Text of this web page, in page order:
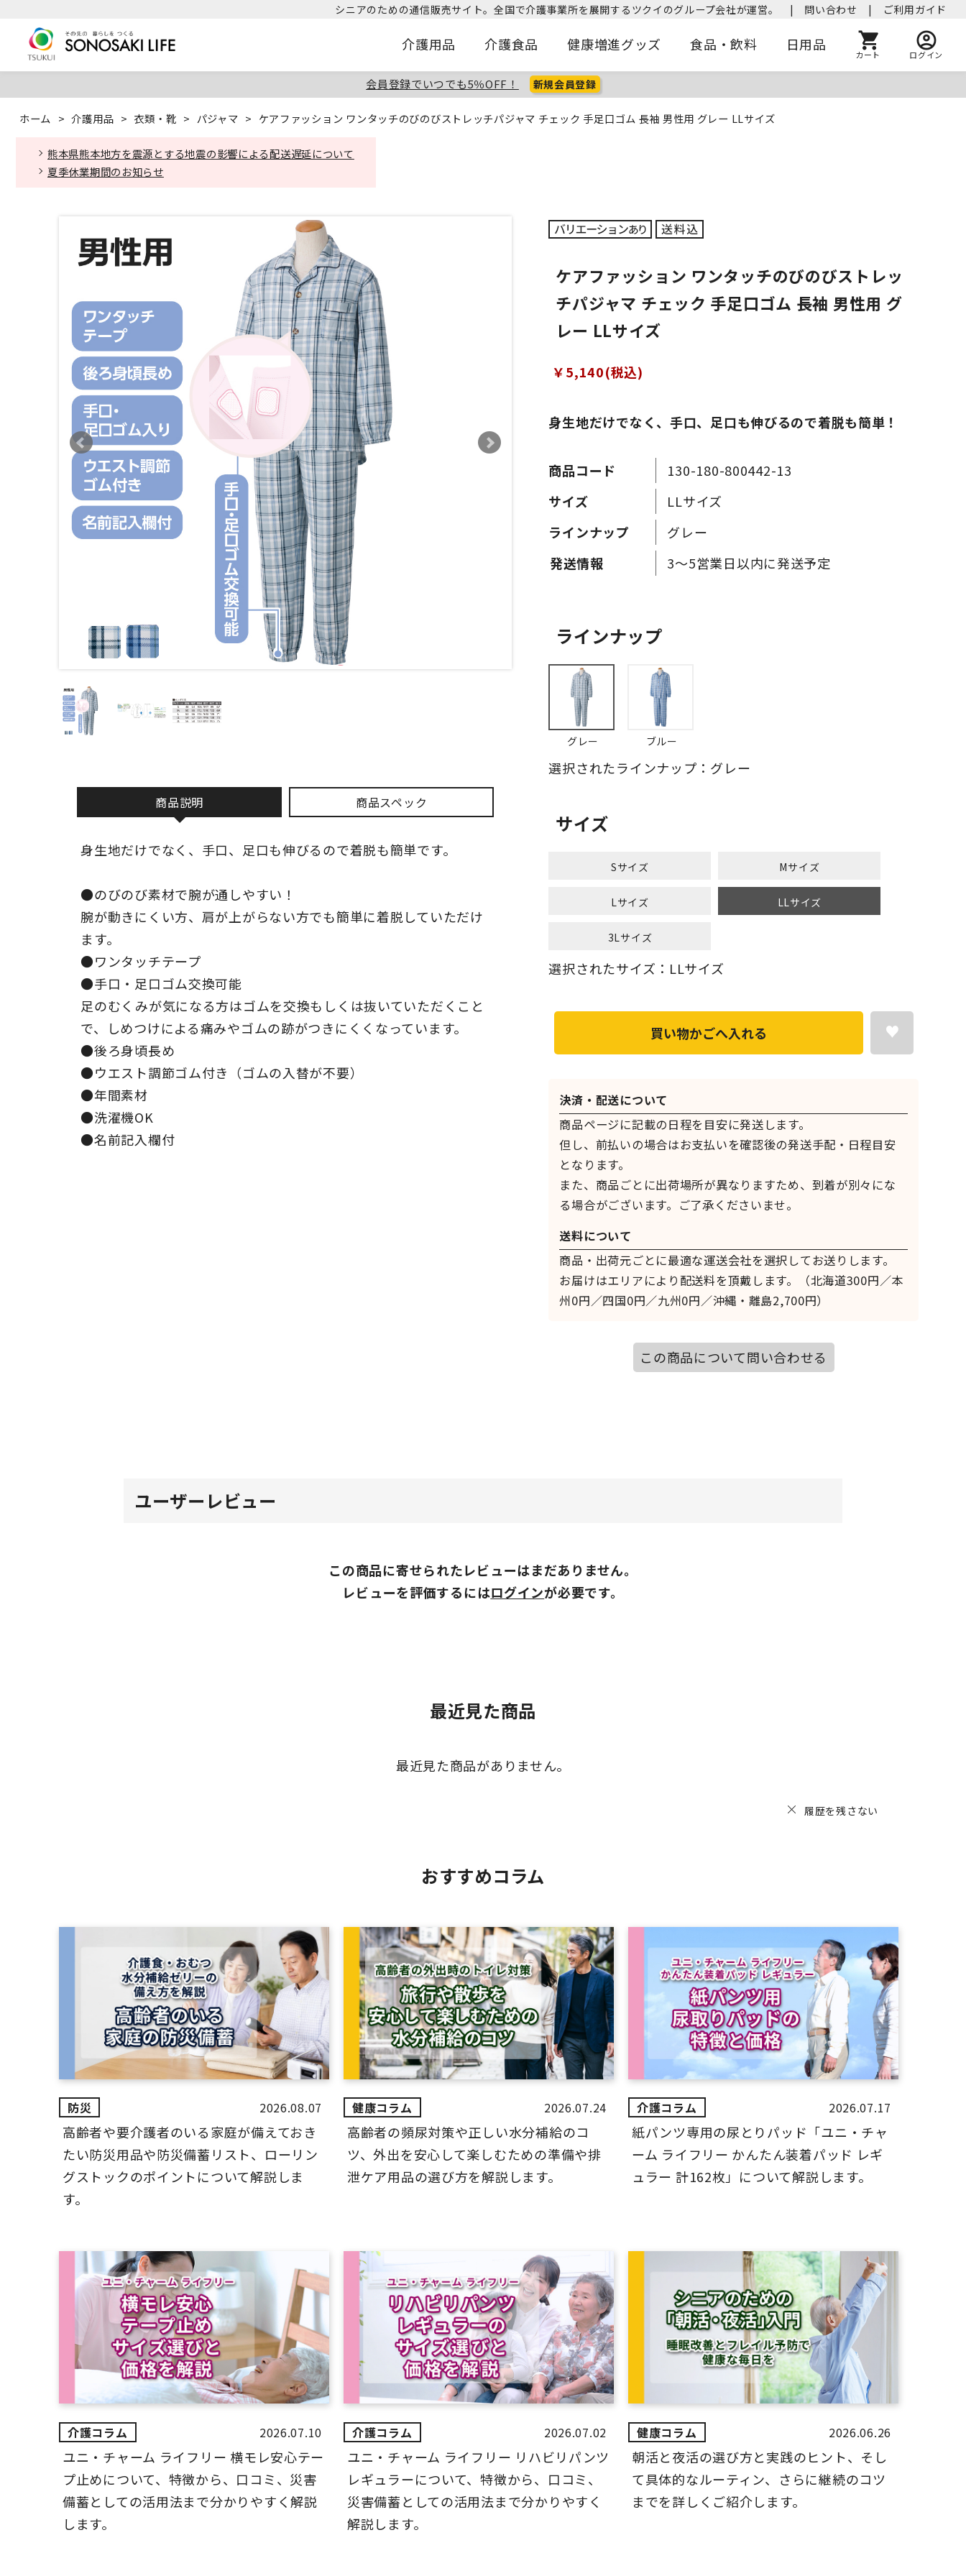
シニアのための通信販売サイト。全国で介護事業所を展開するツクイのグループ会社が運営。 | 問い合わせ | ご利用ガイド
介護用品 介護食品 健康増進グッズ 食品・飲料 日用品
カート ログイン
会員登録でいつでも5％OFF！ 新規会員登録
ホーム > 介護用品 > 衣類・靴 > パジャマ > ケアファッション ワンタッチのびのびストレッチパジャマ チェック 手足口ゴム 長袖 男性用 グレー LLサイズ
熊本県熊本地方を震源とする地震の影響による配送遅延について
夏季休業期間のお知らせ
商品説明 商品スペック
身生地だけでなく、手口、足口も伸びるので着脱も簡単です。
●のびのび素材で腕が通しやすい！
腕が動きにくい方、肩が上がらない方でも簡単に着脱していただけ
ます。
●ワンタッチテープ
●手口・足口ゴム交換可能
足のむくみが気になる方はゴムを交換もしくは抜いていただくこと
で、しめつけによる痛みやゴムの跡がつきにくくなっています。
●後ろ身頃長め
●ウエスト調節ゴム付き（ゴムの入替が不要）
●年間素材
●洗濯機OK
●名前記入欄付
身生地だけでなく、手口、足口も伸びるので着脱も簡単！
ケアファッション ワンタッチのびのびストレッ
チパジャマ チェック 手足口ゴム 長袖 男性用 グ
レー LLサイズ
￥5,140(税込)
商品コード
130-180-800442-13
サイズ
LLサイズ
ラインナップ
グレー
3～5営業日以内に発送予定
ラインナップ
グレー ブルー
選択されたラインナップ：グレー
サイズ
Sサイズ Mサイズ
Lサイズ LLサイズ
3Lサイズ
選択されたサイズ：LLサイズ
決済・配送について
商品ページに記載の日程を目安に発送します。
但し、前払いの場合はお支払いを確認後の発送手配・日程目安
となります。
また、商品ごとに出荷場所が異なりますため、到着が別々にな
る場合がございます。ご了承くださいませ。
送料について
商品・出荷元ごとに最適な運送会社を選択してお送りします。
お届けはエリアにより配送料を頂戴します。（北海道300円／本
州0円／四国0円／九州0円／沖縄・離島2,700円）
買い物かごへ入れる
この商品について問い合わせる
ユーザーレビュー
この商品に寄せられたレビューはまだありません。
レビューを評価するにはログインが必要です。
最近見た商品
最近見た商品がありません。
履歴を残さない
おすすめコラム
2026.08.07
高齢者や要介護者のいる家庭が備えておき
たい防災用品や防災備蓄リスト、ローリン
グストックのポイントについて解説しま
す。
2026.07.24
高齢者の頻尿対策や正しい水分補給のコ
ツ、外出を安心して楽しむための準備や排
泄ケア用品の選び方を解説します。
2026.07.17
紙パンツ専用の尿とりパッド「ユニ・チャ
ーム ライフリー かんたん装着パッド レギ
ュラー 計162枚」について解説します。
2026.07.10
ユニ・チャーム ライフリー 横モレ安心テー
プ止めについて、特徴から、口コミ、災害
備蓄としての活用法まで分かりやすく解説
します。
2026.07.02
ユニ・チャーム ライフリー リハビリパンツ
レギュラーについて、特徴から、口コミ、
災害備蓄としての活用法まで分かりやすく
解説します。
2026.06.26
朝活と夜活の選び方と実践のヒント、そし
て具体的なルーティン、さらに継続のコツ
までを詳しくご紹介します。